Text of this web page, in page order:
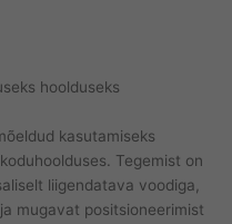
hoolduseks
kasutamiseks
Tegemist on
liigendatava voodiga,
mugavat positsioneerimist